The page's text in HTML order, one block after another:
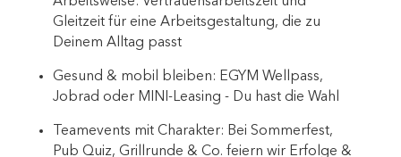
Gleitzeit für eine Arbeitsgestaltung, die zu
Deinem Alltag passt
Gesund & mobil bleiben: EGYM Wellpass,
Jobrad oder MINI-Leasing - Du hast die Wahl
Teamevents mit Charakter: Bei Sommerfest,
Pub Quiz, Grillrunde & Co. feiern wir Erfolge &